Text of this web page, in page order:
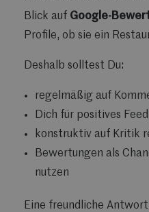
Blick auf Google-
Profile, ob sie ein
Deshalb solltest Du:
regelmäßig auf
Dich für positives
konstruktiv auf Kritik
Bewertungen als
nutzen
Eine freundliche